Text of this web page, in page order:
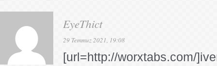
EyeThict
29 Temmuz 2021, 19:08
[url=http://worxtabs.com/